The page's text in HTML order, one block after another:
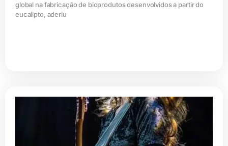
global na fabricação de bioprodutos desenvolvidos a partir do
eucalipto, aderiu